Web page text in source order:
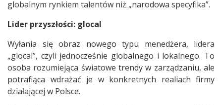
globalnym rynkiem talentów niż „narodowa specyfika”.
Lider przyszłości: glocal
Wyłania się obraz nowego typu menedżera, lidera
„glocal”, czyli jednocześnie globalnego i lokalnego. To
osoba rozumiejąca światowe trendy w zarządzaniu, ale
potrafiąca wdrażać je w konkretnych realiach firmy
działającej w Polsce.